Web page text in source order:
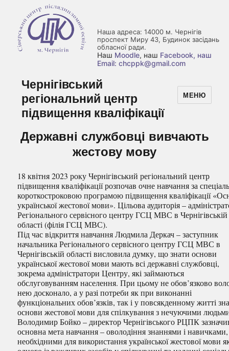
Наша адреса: 14000 м. Чернігів
проспект Миру 43, Будинок засідань
обласної ради.
Наш Moodle, наш Facebook, наш
Email: chcppk@gmail.com
Чернігівський
регіональний центр
підвищення кваліфікації
МЕНЮ
Державні службовці вивчають
жестову мову
18 квітня 2023 року Чернігівський регіональний центр
підвищення кваліфікації розпочав очне навчання за
короткостроковою програмою підвищення кваліфікації
української жестової мови». Цільова аудиторія –
Регіонального сервісного центру ГСЦ МВС в Чернігівській
області (філія ГСЦ МВС).
Під час відкриття навчання Людмила Деркач – заступник
начальника Регіонального сервісного центру ГСЦ МВС в
Чернігівській області висловила думку, що знати основи
української жестової мови мають всі державні службовці,
зокрема адміністратори Центру, які займаються
обслуговуванням населення. При цьому не обов’язково
нею досконало, а у разі потреби як при виконанні
функціональних обов’язків, так і у повсякденному житті
основи жестової мови для спілкування з нечуючими
Володимир Бойко – директор Чернігівського РЦПК
основна мета навчання – оволодіння знаннями і навичками,
необхідними для використання української жестової мови